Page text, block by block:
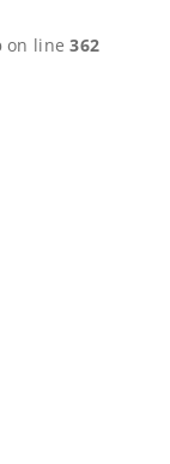
on line362